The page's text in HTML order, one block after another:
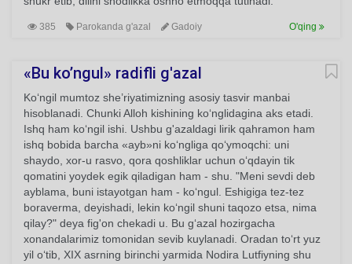
385 Parokanda g'azal Gadoiy O'qing
«Bu ko’ngul» radifli g'azal
Ko‘ngil mumtoz she’riyatimizning asosiy tasvir manbai
hisoblanadi. Chunki Alloh kishining ko‘nglidagina aks etadi.
Ishq ham ko‘ngil ishi. Ushbu g'azaldagi lirik qahramon ham
ishq bobida barcha «ayb»ni ko‘ngliga qo‘ymoqchi: uni
shaydo, xor-u rasvo, qora qoshliklar uchun o‘qdayin tik
qomatini yoydek egik qiladigan ham - shu. "Meni sevdi deb
ayblama, buni istayotgan ham - ko‘ngul. Eshigiga tez-tez
boraverma, deyishadi, lekin ko‘ngil shuni taqozo etsa, nima
qilay?" deya fig'on chekadi u. Bu g‘azal hozirgacha
xonandalarimiz tomonidan sevib kuylanadi. Oradan to‘rt yuz
yil o‘tib, XIX asrning birinchi yarmida Nodira Lutfiyning shu